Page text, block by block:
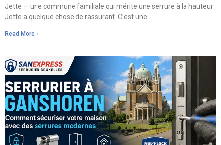
Jette — une commune familiale qui mérite une serrure à la hauteur
Jette a quelque chose de rassurant. C’est une
Read More »